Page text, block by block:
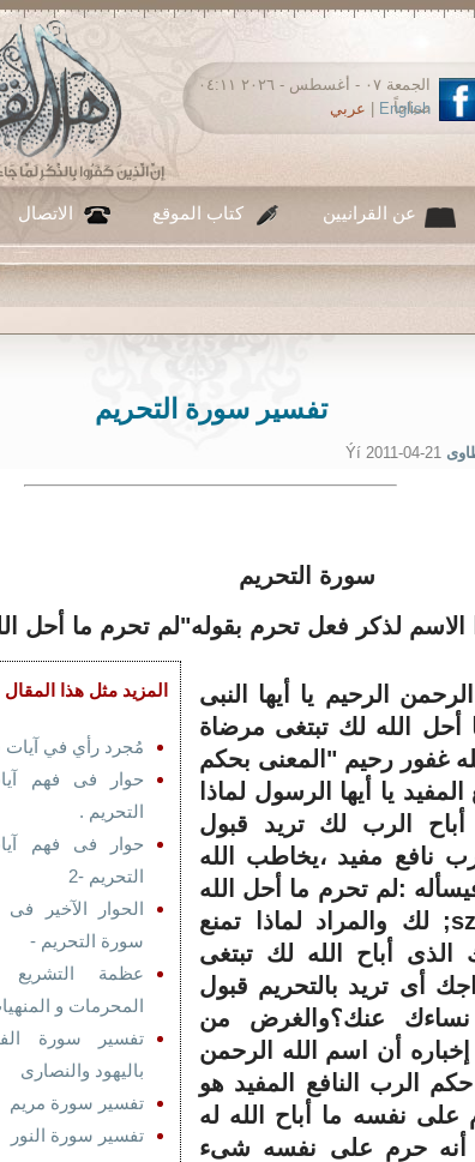
الجمعة ٠٧ - أغسطس - ٢٠٢٦ ٠٤:١١
صباحاً
English عربي
عن القرانيين كتاب الموقع الاتصال
اللهم اشفي عبدك
تفسير سورة التحريم
Ýí 2011-04-21
التحريم
لذكر فعل تحرم بقوله"لم تحرم ما أحل
المزيد مثل هذا المقال
مُجرد رأي في آيات
حوار فى فهم
التحريم .
حوار فى فهم
التحريم -2
الحوار الآخير
سورة التحريم -
عظمة التشريع
المحرمات و
تفسير سورة
باليهود والنصارى
تفسير سورة مريم
تفسير سورة النور
الرحيم يا أيها النبى
أحل الله لك تبتغى مرضاة
غفور رحيم "المعنى بحكم
المفيد يا أيها الرسول لماذا
أباح الرب لك تريد قبول
نافع مفيد ،يخاطب الله
:لم تحرم ما أحل الله
ل&szliaring; لك والمراد لماذا تمنع
أباح الله لك تبتغى
أى تريد بالتحريم قبول
عنك؟والغرض من
أن اسم الله الرحمن
الرب النافع المفيد هو
على نفسه ما أباح الله له
أنه حرم على نفسه شىء